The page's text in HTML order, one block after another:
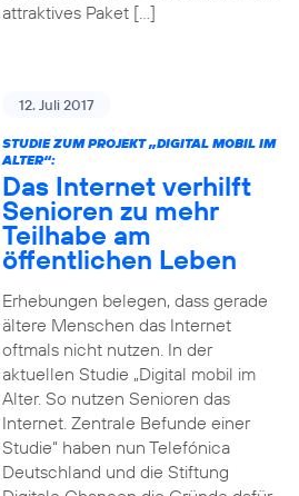
attraktives Paket […]
12. Juli 2017
STUDIE ZUM PROJEKT „DIGITAL MOBIL IM
ALTER“:
Das Internet verhilft
Senioren zu mehr
Teilhabe am
öffentlichen Leben
Erhebungen belegen, dass gerade
ältere Menschen das Internet
oftmals nicht nutzen. In der
aktuellen Studie „Digital mobil im
Alter. So nutzen Senioren das
Internet. Zentrale Befunde einer
Studie“ haben nun Telefónica
Deutschland und die Stiftung